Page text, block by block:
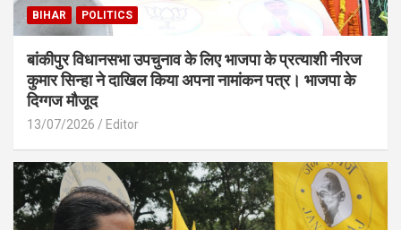
BIHAR POLITICS
बांकीपुर विधानसभा उपचुनाव के लिए भाजपा के प्रत्याशी नीरज
कुमार सिन्हा ने दाखिल किया अपना नामांकन पत्र। भाजपा के
दिग्गज मौजूद
13/07/2026 Editor